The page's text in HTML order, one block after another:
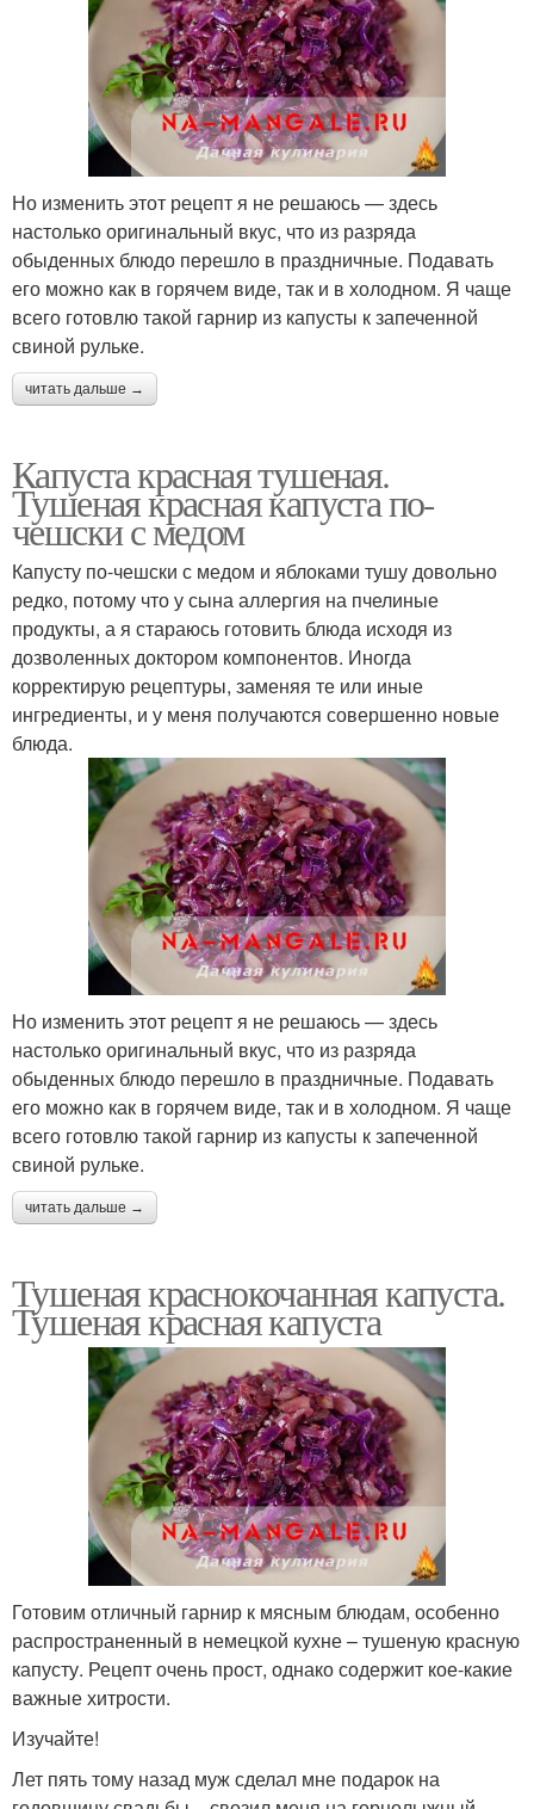
Но изменить этот рецепт я не решаюсь — здесь
настолько оригинальный вкус, что из разряда
обыденных блюдо перешло в праздничные. Подавать
его можно как в горячем виде, так и в холодном. Я чаще
всего готовлю такой гарнир из капусты к запеченной
свиной рульке.
читать дальше →
Капуста красная тушеная.
Тушеная красная капуста по-
чешски с медом
Капусту по-чешски с медом и яблоками тушу довольно
редко, потому что у сына аллергия на пчелиные
продукты, а я стараюсь готовить блюда исходя из
дозволенных доктором компонентов. Иногда
корректирую рецептуры, заменяя те или иные
ингредиенты, и у меня получаются совершенно новые
блюда.
Но изменить этот рецепт я не решаюсь — здесь
настолько оригинальный вкус, что из разряда
обыденных блюдо перешло в праздничные. Подавать
его можно как в горячем виде, так и в холодном. Я чаще
всего готовлю такой гарнир из капусты к запеченной
свиной рульке.
читать дальше →
Тушеная краснокочанная капуста.
Тушеная красная капуста
Готовим отличный гарнир к мясным блюдам, особенно
распространенный в немецкой кухне – тушеную красную
капусту. Рецепт очень прост, однако содержит кое-какие
важные хитрости.
Изучайте!
Лет пять тому назад муж сделал мне подарок на